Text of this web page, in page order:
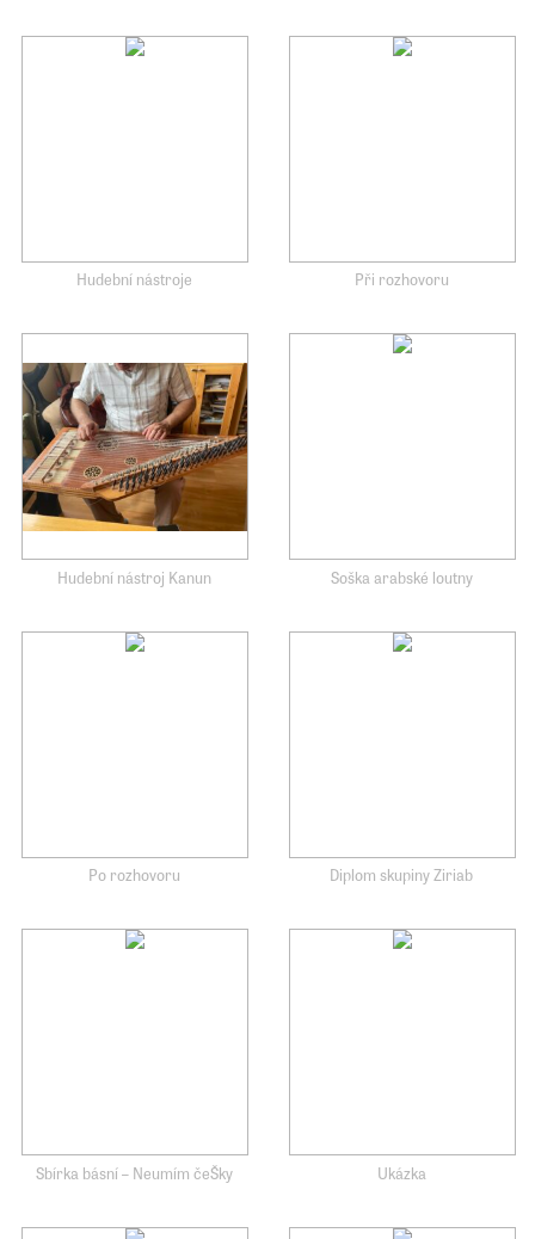
Hudební nástroje Při rozhovoru
Hudební nástroj Kanun Soška arabské loutny
Po rozhovoru Diplom skupiny Ziriab
Sbírka básní – Neumím čeŠky Ukázka